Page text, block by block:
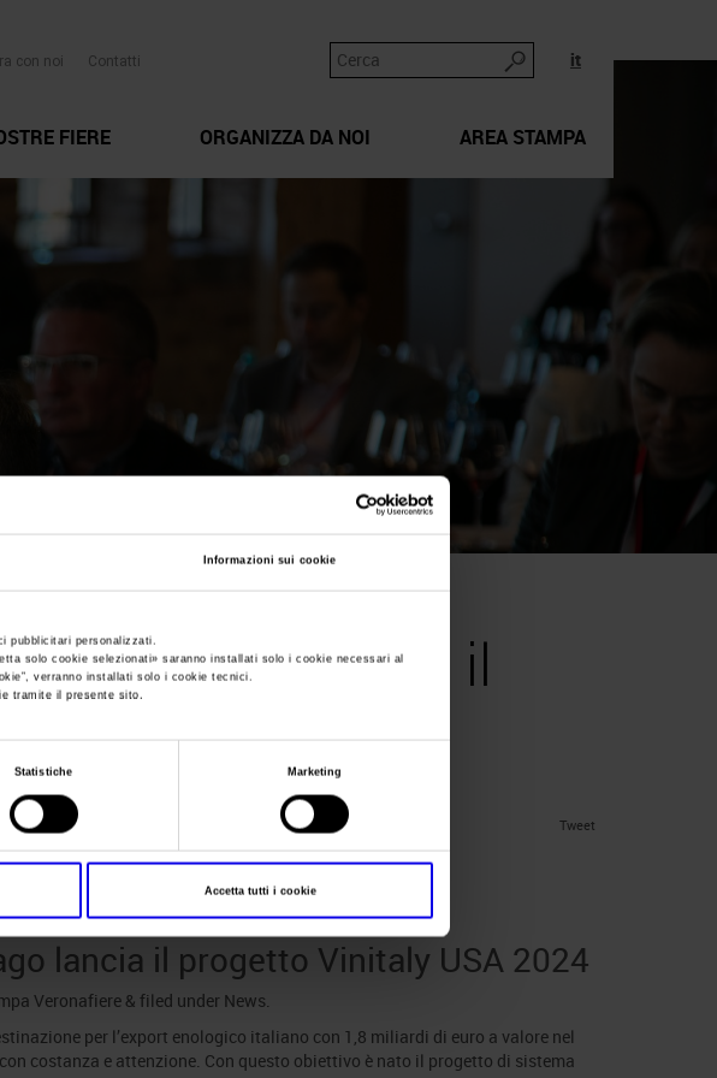
Informazioni sui cookie
pubblicitari personalizzati.
solo cookie selezionati» saranno installati solo i cookie necessari al
”, verranno installati solo i cookie tecnici.
tramite il presente sito.
Statistiche Marketing
Accetta tutti i cookie
it
con noi Contatti
FIERE ORGANIZZA DA NOI AREA STAMPA
Chicago lancia il
USA 2024
Tweet
vinitaly usa 2024
lancia il progetto Vinitaly USA 2024
Veronafiere & filed under News.
per l’export enologico italiano con 1,8 miliardi di euro a valore nel
costanza e attenzione. Con questo obiettivo è nato il progetto di sistema